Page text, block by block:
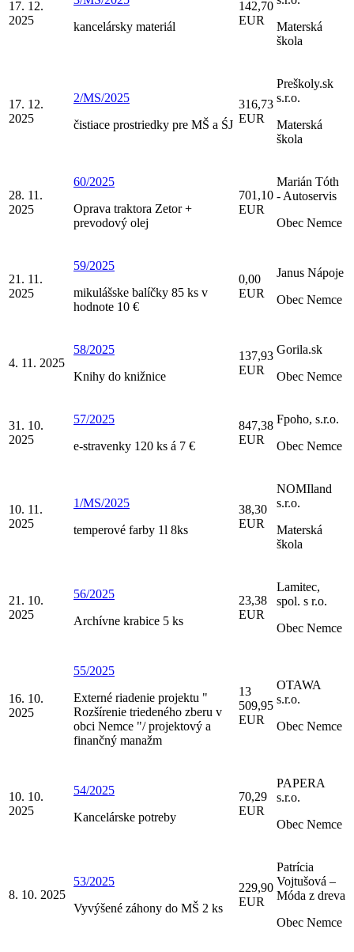
17. 12.
2025
kancelársky materiál
142,70
EUR
Materská
škola
17. 12.
2025
2/MS/2025
čistiace prostriedky pre MŠ a ŚJ
316,73
EUR
Preškoly.sk
s.r.o.
Materská
škola
28. 11.
2025
60/2025
Oprava traktora Zetor +
prevodový olej
701,10
EUR
Marián Tóth
- Autoservis
Obec Nemce
21. 11.
2025
59/2025
mikulášske balíčky 85 ks v
hodnote 10 €
0,00
EUR
Janus Nápoje
Obec Nemce
4. 11. 2025
58/2025
Knihy do knižnice
137,93
EUR
Gorila.sk
Obec Nemce
31. 10.
2025
57/2025
e-stravenky 120 ks á 7 €
847,38
EUR
Fpoho, s.r.o.
Obec Nemce
10. 11.
2025
1/MS/2025
temperové farby 1l 8ks
38,30
EUR
NOMIland
s.r.o.
Materská
škola
21. 10.
2025
56/2025
Archívne krabice 5 ks
23,38
EUR
Lamitec,
spol. s r.o.
Obec Nemce
16. 10.
2025
55/2025
Externé riadenie projektu "
Rozšírenie triedeného zberu v
obci Nemce "/ projektový a
finančný manažm
13
509,95
EUR
OTAWA
s.r.o.
Obec Nemce
10. 10.
2025
54/2025
Kancelárske potreby
70,29
EUR
PAPERA
s.r.o.
Obec Nemce
8. 10. 2025
53/2025
Vyvýšené záhony do MŠ 2 ks
229,90
EUR
Patrícia
Vojtušová –
Móda z dreva
Obec Nemce